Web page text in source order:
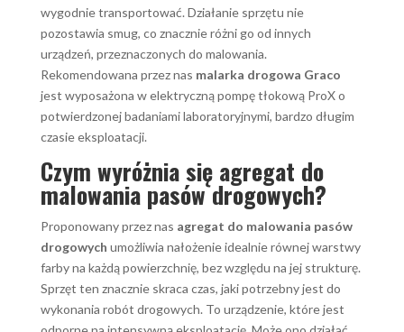
wygodnie transportować. Działanie sprzętu nie
pozostawia smug, co znacznie różni go od innych
urządzeń, przeznaczonych do malowania.
Rekomendowana przez nas malarka drogowa Graco
jest wyposażona w elektryczną pompę tłokową ProX o
potwierdzonej badaniami laboratoryjnymi, bardzo długim
czasie eksploatacji.
Czym wyróżnia się agregat do
malowania pasów drogowych?
Proponowany przez nas agregat do malowania pasów
drogowych umożliwia nałożenie idealnie równej warstwy
farby na każdą powierzchnię, bez względu na jej strukturę.
Sprzęt ten znacznie skraca czas, jaki potrzebny jest do
wykonania robót drogowych. To urządzenie, które jest